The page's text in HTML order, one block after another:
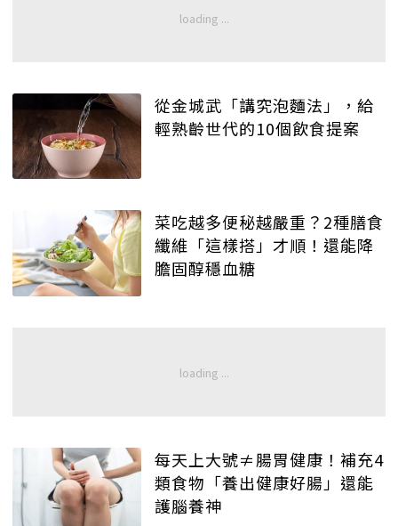
從金城武「講究泡麵法」，給
輕熟齡世代的10個飲食提案
菜吃越多便秘越嚴重？2種膳食
纖維「這樣搭」才順！還能降
膽固醇穩血糖
每天上大號≠腸胃健康！補充4
類食物「養出健康好腸」還能
護腦養神